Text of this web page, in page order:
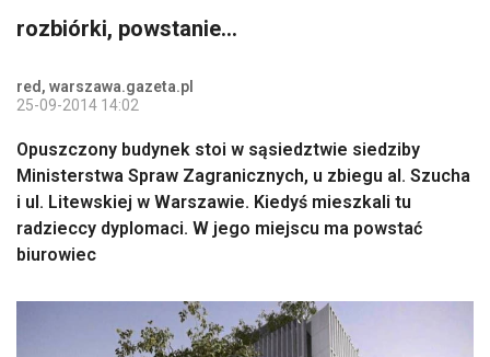
rozbiórki, powstanie...
red, warszawa.gazeta.pl
25-09-2014 14:02
Opuszczony budynek stoi w sąsiedztwie siedziby
Ministerstwa Spraw Zagranicznych, u zbiegu al. Szucha
i ul. Litewskiej w Warszawie. Kiedyś mieszkali tu
radzieccy dyplomaci. W jego miejscu ma powstać
biurowiec